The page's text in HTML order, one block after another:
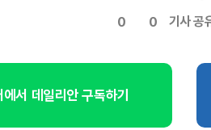
0 0 기사 공
에서 데일리안 구독하기